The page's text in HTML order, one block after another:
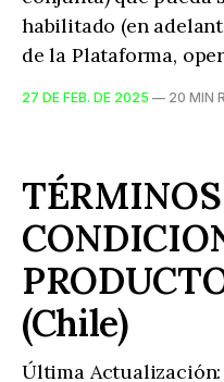
habilitado (en
de la Plataforma,
27 DE FEB. DE 2025 — 20 MIN
(Chile)
Última